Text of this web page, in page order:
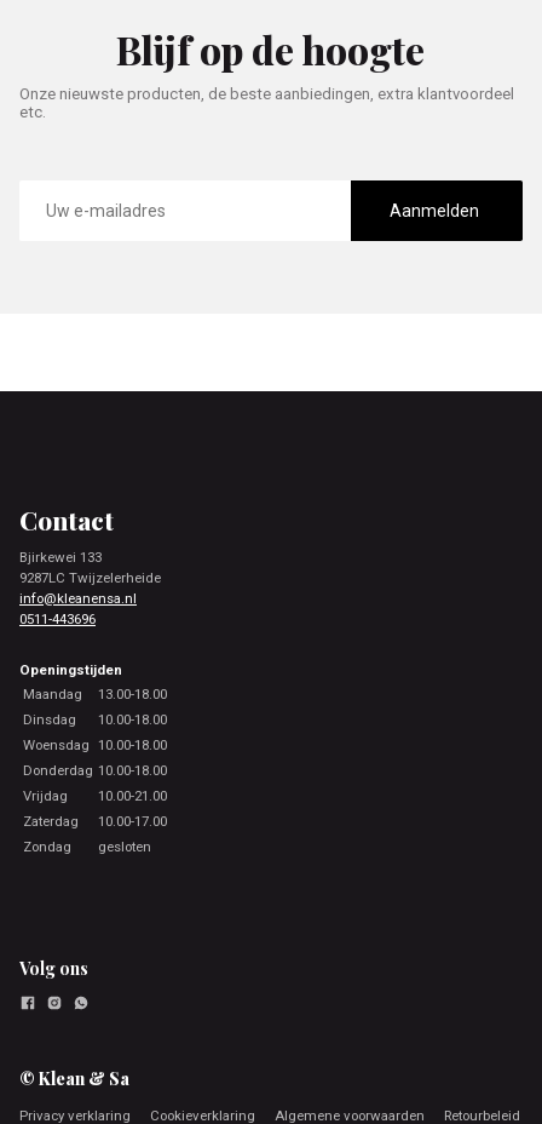
Blijf op de hoogte
Onze nieuwste producten, de beste aanbiedingen, extra klantvoordeel
etc.
mailadres
Aanmelden
Contact
Bjirkewei 133
9287LC Twijzelerheide
info@kleanensa.nl
0511-443696
Openingstijden
Maandag
13.00-18.00
Dinsdag
10.00-18.00
Woensdag 10.00-18.00
Donderdag 10.00-18.00
Vrijdag
10.00-21.00
Zaterdag
10.00-17.00
Zondag
gesloten
Volg ons
© Klean & Sa
Privacy verklaring Cookieverklaring Algemene voorwaarden Retourbeleid